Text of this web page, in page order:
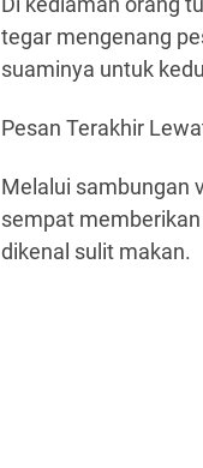
tegar mengenang
suaminya untuk
Pesan Terakhir
Melalui sambungan
sempat
dikenal sulit makan.